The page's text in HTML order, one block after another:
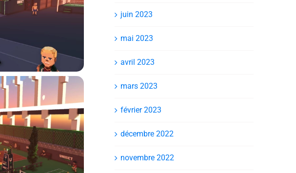
juin 2023
mai 2023
avril 2023
mars 2023
février 2023
décembre 2022
novembre 2022